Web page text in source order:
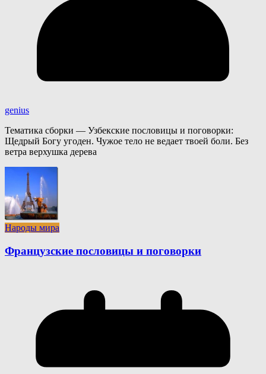
genius
Тематика сборки — Узбекские пословицы и поговорки:
Щедрый Богу угоден. Чужое тело не ведает твоей боли. Без
ветра верхушка дерева
Народы мира
Французские пословицы и поговорки